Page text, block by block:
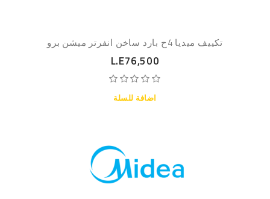
تكييف ميديا 4ح بارد ساخن انفرتر ميشن برو
L.E76,500
اضافة للسلة